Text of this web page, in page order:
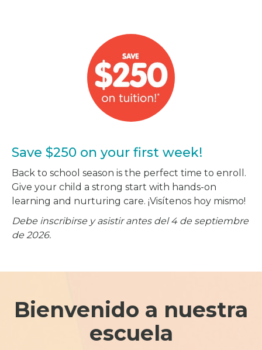
Save $250 on your first week!
Back to school season is the perfect time to enroll.
Give your child a strong start with hands-on
learning and nurturing care. ¡Visítenos hoy mismo!
Debe inscribirse y asistir antes del 4 de septiembre
de 2026.
Bienvenido a nuestra
escuela